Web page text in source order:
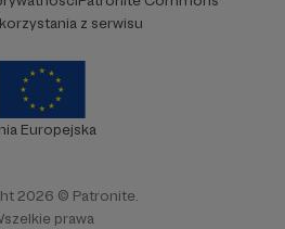
z serwisu
Europejska
2026 © Patronite.
prawa